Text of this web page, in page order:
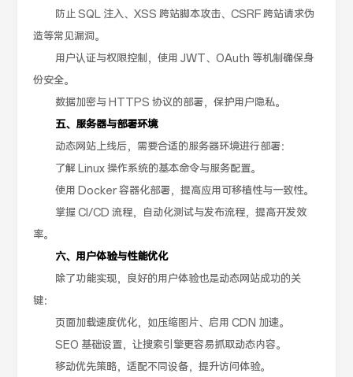
防止 SQL 注入、XSS 跨站脚本攻击、CSRF 跨站请求伪
造等常见漏洞。
用户认证与权限控制，使用 JWT、OAuth 等机制确保身
份安全。
数据加密与 HTTPS 协议的部署，保护用户隐私。
五、服务器与部署环境
动态网站上线后，需要合适的服务器环境进行部署：
了解 Linux 操作系统的基本命令与服务配置。
使用 Docker 容器化部署，提高应用可移植性与一致性。
掌握 CI/CD 流程，自动化测试与发布流程，提高开发效
率。
六、用户体验与性能优化
除了功能实现，良好的用户体验也是动态网站成功的关
键：
页面加载速度优化，如压缩图片、启用 CDN 加速。
SEO 基础设置，让搜索引擎更容易抓取动态内容。
移动优先策略，适配不同设备，提升访问体验。